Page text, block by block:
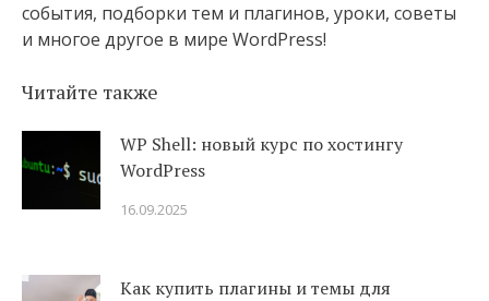
события, подборки тем и плагинов, уроки, советы
и многое другое в мире WordPress!
Читайте также
WP Shell: новый курс по хостингу
WordPress
16.09.2025
Как купить плагины и темы для